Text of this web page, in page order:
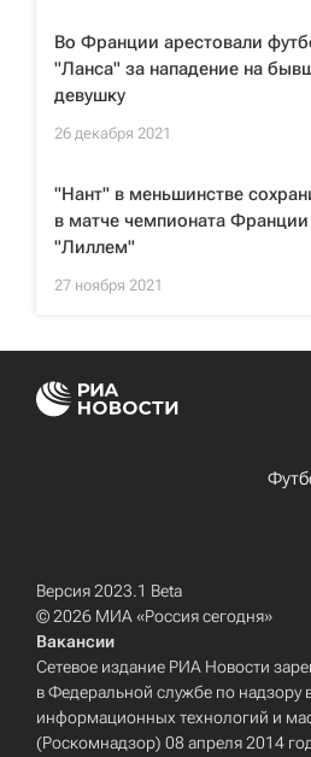
Во Франции арестовали
"Ланса" за нападение на
девушку
26 декабря 2021
"Нант" в меньшинстве
в матче чемпионата
"Лиллем"
27 ноября 2021
Версия 2023.1 Beta
© 2026 МИА «Россия сегодня»
Вакансии
Сетевое издание РИА Новости
в Федеральной службе по надзору
информационных технологий и
(Роскомнадзор) 08 апреля 2014